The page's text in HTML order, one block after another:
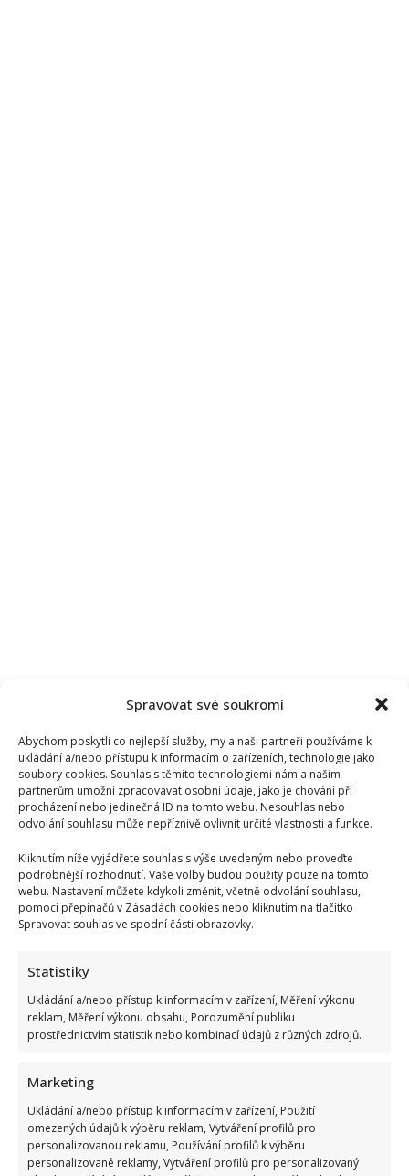
Spravovat své soukromí
Abychom poskytli co nejlepší služby, my a naši partneři používáme k
ukládání a/nebo přístupu k informacím o zařízeních, technologie jako
soubory cookies. Souhlas s těmito technologiemi nám a našim
partnerům umožní zpracovávat osobní údaje, jako je chování při
procházení nebo jedinečná ID na tomto webu. Nesouhlas nebo
odvolání souhlasu může nepříznivě ovlivnit určité vlastnosti a funkce.
Kliknutím níže vyjádřete souhlas s výše uvedeným nebo proveďte
podrobnější rozhodnutí. Vaše volby budou použity pouze na tomto
webu. Nastavení můžete kdykoli změnit, včetně odvolání souhlasu,
pomocí přepínačů v Zásadách cookies nebo kliknutím na tlačítko
Spravovat souhlas ve spodní části obrazovky.
Statistiky
Ukládání a/nebo přístup k informacím v zařízení, Měření výkonu
reklam, Měření výkonu obsahu, Porozumění publiku
prostřednictvím statistik nebo kombinací údajů z různých zdrojů.
Marketing
Ukládání a/nebo přístup k informacím v zařízení, Použití
omezených údajů k výběru reklam, Vytváření profilů pro
personalizovanou reklamu, Používání profilů k výběru
personalizované reklamy, Vytváření profilů pro personalizovaný